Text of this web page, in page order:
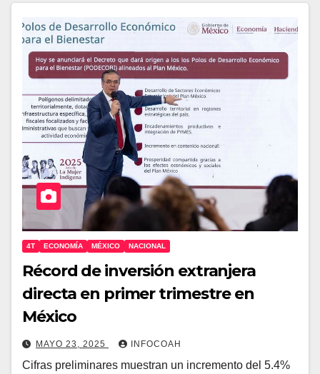
4T ECONOMÍA MÉXICO NACIONAL
Récord de inversión extranjera
directa en primer trimestre en
México
MAYO 23, 2025 INFOCOAH
Cifras preliminares muestran un incremento del 5.4%